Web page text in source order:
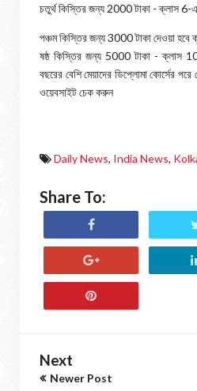
চতুর্থ কিস্তির জন্য 2000 টাকা - ক্লাস 6-
পঞ্চম কিস্তির জন্য 3000 টাকা দেওয়া হবে
ষষ্ঠ কিস্তির জন্য 5000 টাকা - ক্লাস
বছরের বেশি মেয়াদের ডিপ্লোমা কোর্সের
ওয়েবসাইট চেক করুন
Daily News, India News,
Share To:
Next
Newer Post